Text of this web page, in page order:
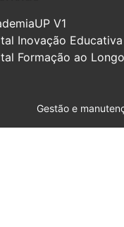
V1
Inovação Educativa
Formação ao
Gestão e